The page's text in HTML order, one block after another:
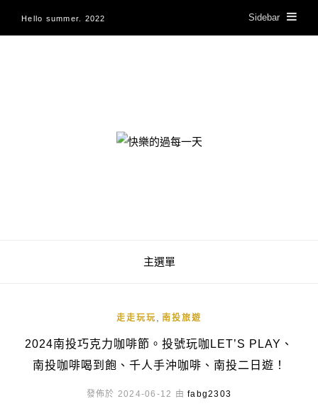
Hello summer. 2022 Sidebar
快樂的過每一天
主選單
走走玩玩 南投旅遊
2024南投巧克力咖啡節。投號玩咖LET’S PLAY、
南投咖啡喝到飽、千人手沖咖啡、南投二日遊！
發佈於 2024-06-12 由fabg2303